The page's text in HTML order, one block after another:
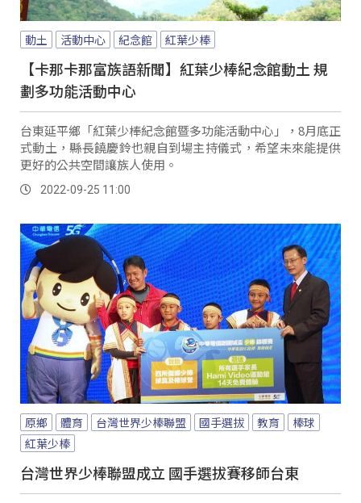
動土 活動中心 紀念館 紅葉少棒
【卡那卡那富族語新聞】紅葉少棒紀念館動土 規
劃多功能活動中心
台東延平鄉「紅葉少棒紀念館暨多功能活動中心」，8月底正
式動土，縣長饒慶鈴也親自到場主持儀式，希望未來能提供
更好的公共空間讓族人使用。
2022-09-25 11:00
原鄉 體育 台灣世界少棒聯盟 國手選拔 教育
棒球
紅葉少棒
台灣世界少棒聯盟成立 國手選拔賽移師台東